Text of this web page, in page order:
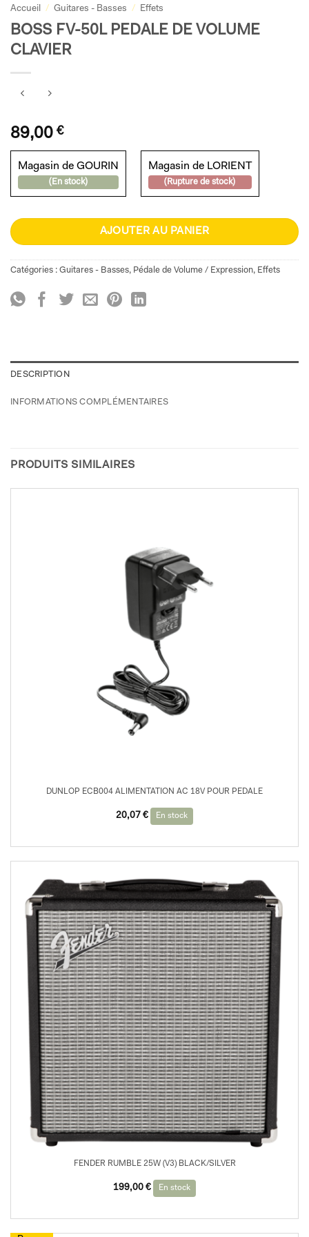
Accueil / Guitares - Basses / Effets
BOSS FV-50L PEDALE DE VOLUME
CLAVIER
89,00 €
Magasin de GOURIN
(En stock)
Magasin de LORIENT
(Rupture de stock)
AJOUTER AU PANIER
Catégories : Guitares - Basses, Pédale de Volume / Expression, Effets
DESCRIPTION
INFORMATIONS COMPLÉMENTAIRES
PRODUITS SIMILAIRES
DUNLOP ECB004 ALIMENTATION AC 18V POUR PEDALE
20,07 € En stock
FENDER RUMBLE 25W (V3) BLACK/SILVER
199,00 € En stock